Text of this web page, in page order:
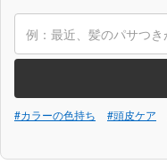
#カラーの色持ち #頭皮ケア